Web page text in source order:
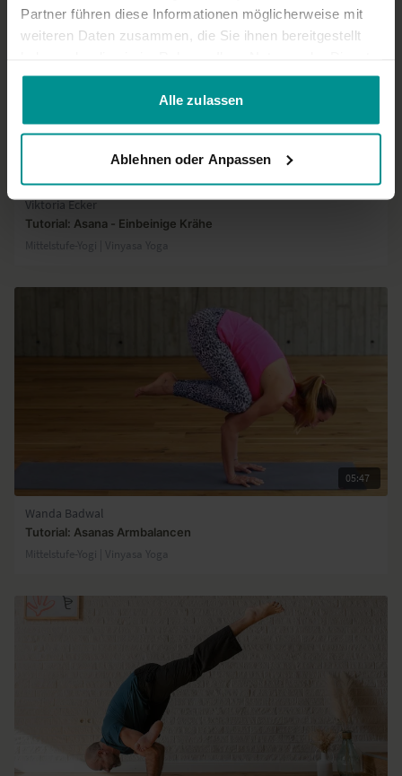
Partner führen diese Informationen möglicherweise mit
weiteren Daten zusammen, die Sie ihnen bereitgestellt
gesammelt haben.
Alle zulassen
Ablehnen oder Anpassen
Viktoria Ecker
Tutorial: Asana - Einbeinige Krähe
Mittelstufe-Yogi | Vinyasa Yoga
05:47
Wanda Badwal
Tutorial: Asanas Armbalancen
Mittelstufe-Yogi | Vinyasa Yoga